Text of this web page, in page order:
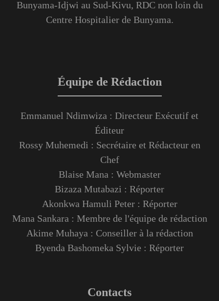
Bunyama-Idjwi au Sud-Kivu, RDC non loin du
Centre Hospitalier de Bunyama.
Équipe de Rédaction
Emmanuel Ndimwiza : Directeur Exécutif et
Éditeur
Rossy Muhemedi : Secrétaire et Rédacteur en
Chef
Blaise Mana : Webmaster
Bizaza Mutabazi : Réporter
Akonkwa Hamuli Peter : Réporter
Mana Sankara : Membre de l'équipe de rédaction
Akime Muhaya : Conseiller à la rédaction
Byenda Bashomeka Sylvie : Réporter
Contacts